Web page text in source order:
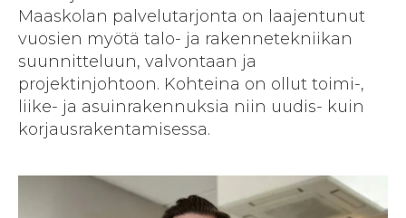
Maaskolan palvelutarjonta on laajentunut
vuosien myötä talo- ja rakennetekniikan
suunnitteluun, valvontaan ja
projektinjohtoon. Kohteina on ollut toimi-,
liike- ja asuinrakennuksia niin uudis- kuin
korjausrakentamisessa.